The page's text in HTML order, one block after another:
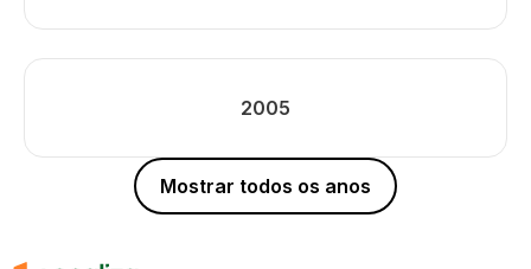
2005
Mostrar todos os anos